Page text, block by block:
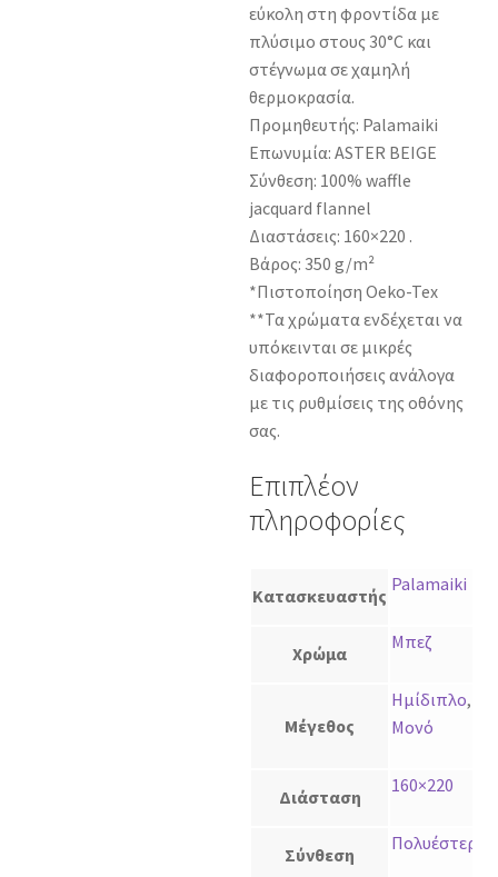
εύκολη στη φροντίδα με
πλύσιμο στους 30°C και
στέγνωμα σε χαμηλή
θερμοκρασία.
Προμηθευτής: Palamaiki
Επωνυμία: ASTER BEIGE
Σύνθεση: 100% waffle
jacquard flannel
Διαστάσεις: 160×220 .
Βάρος: 350 g/m²
*Πιστοποίηση Oeko-Tex
**Τα χρώματα ενδέχεται να
υπόκεινται σε μικρές
διαφοροποιήσεις ανάλογα
με τις ρυθμίσεις της οθόνης
σας.
Επιπλέον
πληροφορίες
Κατασκευαστής
Palamaiki
Χρώμα
Μπεζ
Μέγεθος
Ημίδιπλο,
Μονό
Διάσταση
160×220
Σύνθεση
Πολυέστερ